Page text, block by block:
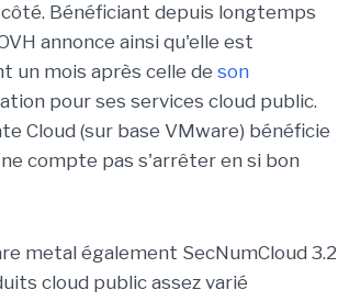
Bénéficiant depuis longtemps
annonce ainsi qu'elle est
un mois après celle de son
pour ses services cloud public.
Cloud (sur base VMware) bénéficie
compte pas s'arrêter en si bon
metal également SecNumCloud 3.2
cloud public assez varié